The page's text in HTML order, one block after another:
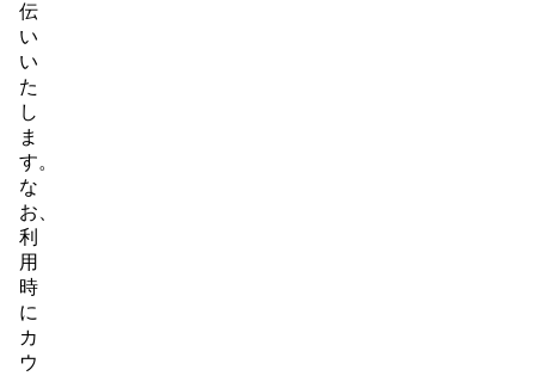
伝
い
い
た
し
ま
す。
な
お、
利
用
時
に
カ
ウ